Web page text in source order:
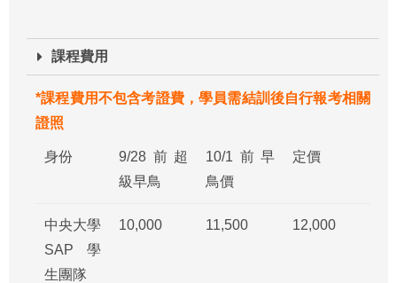
課程費用
*課程費用不包含考證費，學員需結訓後自行報考相關
證照
身份
9/28前超
級早鳥
10/1前早
鳥價
定價
中央大學
SAP學
生團隊
10,000 11,500 12,000